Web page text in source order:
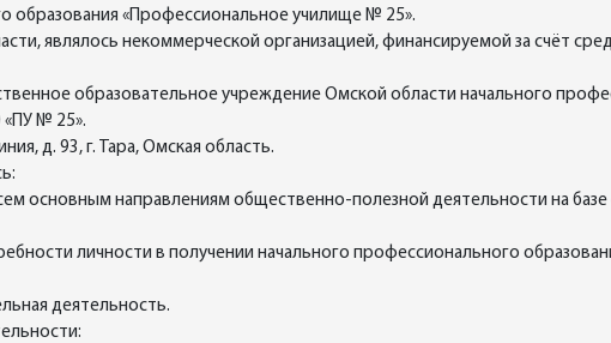
образования «Профессиональное училище № 25».
являлось некоммерческой организацией, финансируемой за счёт
образовательное учреждение Омской области начального
№ 25».
д. 93, г. Тара, Омская область.
основным направлениям общественно-полезной деятельности на
личности в получении начального профессионального
деятельность.